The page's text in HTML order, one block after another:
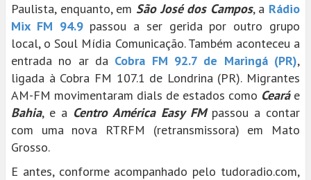
Paulista, enquanto, em São José dos Campos, a Rádio
Mix FM 94.9passou a ser gerida por outro grupo
local, o Soul Mídia Comunicação. Também aconteceu a
entrada no ar da Cobra FM 92.7 de Maringá (PR),
ligada à Cobra FM 107.1 de Londrina (PR). Migrantes
AM-FM movimentaram dials de estados como Cearáe
Bahia, e a Centro América Easy FMpassou a contar
com uma nova RTRFM (retransmissora) em Mato
Grosso.
E antes, conforme acompanhado pelo tudoradio.com,